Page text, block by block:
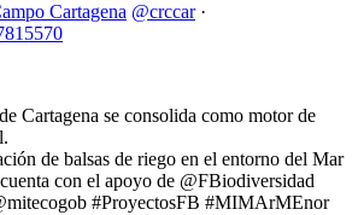
Cartagena @crccar ·
Cartagena se consolida como motor de
de balsas de riego en el entorno del Mar
con el apoyo de @FBiodiversidad
#ProyectosFB #MIMArMEnor